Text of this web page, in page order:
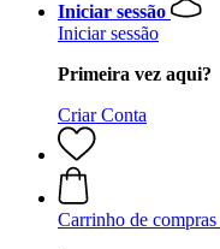
Iniciar sessão
Iniciar sessão
Primeira vez aqui?
Criar Conta
Carrinho de compras